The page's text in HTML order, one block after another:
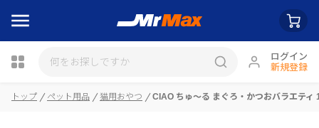
ログイン
新規登録
トップ ペット用品 猫用おやつ CIAO ちゅ～る まぐろ・かつおバラエティ